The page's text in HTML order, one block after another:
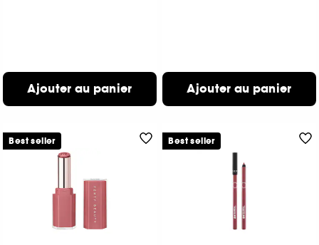
Ajouter au panier Ajouter au panier
Best seller Best seller